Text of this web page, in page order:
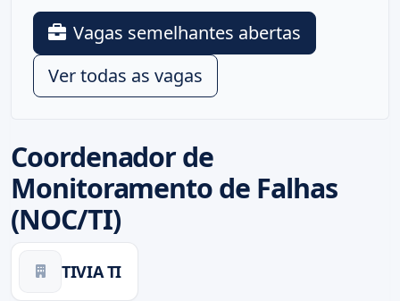
Coordenador de
Monitoramento de Falhas
(NOC/TI)
TIVIA TI
Vagas semelhantes abertas
Ver todas as vagas